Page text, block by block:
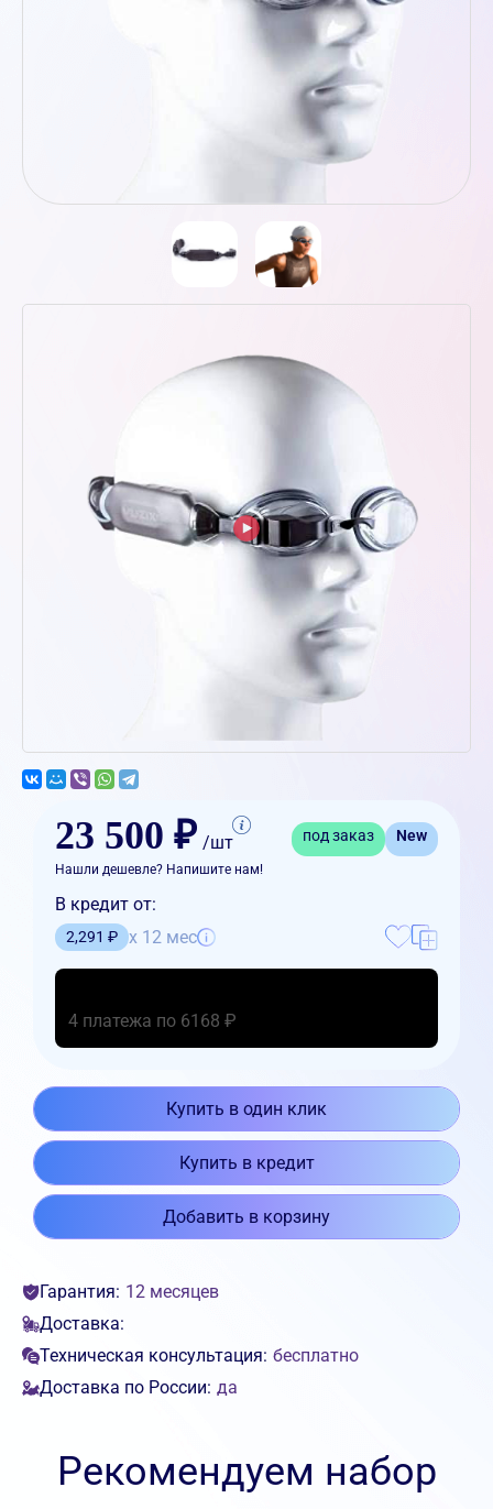
23 500 ₽ /шт под заказ New
Нашли дешевле? Напишите нам!
В кредит от:
2,291 ₽ x 12 мес
4 платежа по 6168 ₽
Купить в один клик
Купить в кредит
Добавить в корзину
Гарантия: 12 месяцев
Доставка:
Техническая консультация: бесплатно
Доставка по России: да
Рекомендуем набор